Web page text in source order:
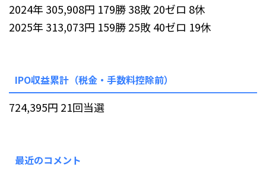
2024年 305,908円 179勝 38敗 20ゼロ 8休
2025年 313,073円 159勝 25敗 40ゼロ 19休
IPO収益累計（税金・手数料控除前）
724,395円 21回当選
最近のコメント